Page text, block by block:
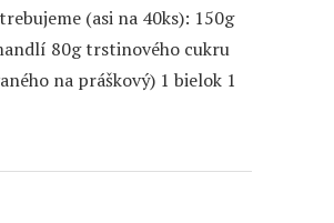
(asi na 40ks): 150g
80g trstinového cukru
na práškový) 1 bielok 1